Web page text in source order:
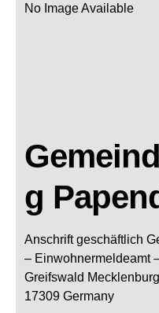
No Image Available
g
Anschrift geschäftlich
– Einwohnermeldeamt
Greifswald
17309 Germany